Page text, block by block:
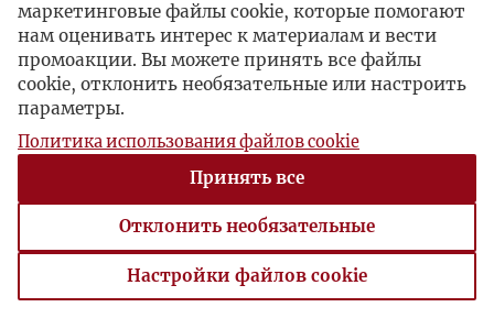
маркетинговые файлы cookie, которые помогают
нам оценивать интерес к материалам и вести
промоакции. Вы можете принять все файлы
cookie, отклонить необязательные или настроить
параметры.
Политика использования файлов cookie
Принять все
Отклонить необязательные
Настройки файлов cookie
Настройки файлов cookie